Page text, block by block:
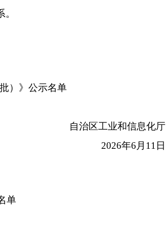
） 》公示名单
自治区工业和信息化厅
2026年6 月 11 日
单